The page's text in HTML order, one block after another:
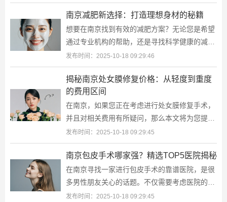
择。从镍铬合金到全瓷材料，我们带您了
南京减肥新选择：打造理想身材的秘籍
想要在南京找到有效的减肥方案？无论您是希望
通过专业机构的帮助，还是寻找科学健康的减肥
方法，这里都有适合您的选择。南京不仅拥有众
多知名的美容美体中心，还有专业的封
发布时间：2025-10-18 09:29:46
揭秘南京处女膜修复价格：从轻度到重度
的费用区间
在南京，如果您正在考虑进行处女膜修复手术，
并且对相关费用有所疑问，那么本文将为您提供
详细的费用信息。处女膜修复手术的价格会根据
内膜破裂的程度、治疗方法以及医院的
发布时间：2025-10-18 09:29:45
南京包皮手术哪家强？精选TOP5医院揭秘
在南京寻找一家进行包皮手术的靠谱医院，是很
多男性朋友关心的话题。不仅需要考虑医院的专
业水平，还要关注医生的经验以及整体服务质
发布时间：2025-10-18 09:29:45